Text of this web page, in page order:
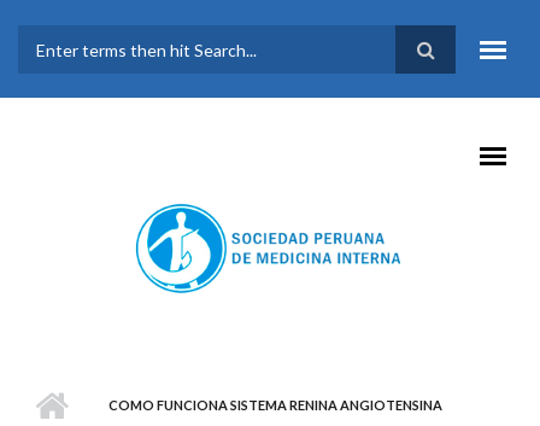
FORMULARIO DE
BÚSQUEDA
COMO FUNCIONA SISTEMA RENINA ANGIOTENSINA